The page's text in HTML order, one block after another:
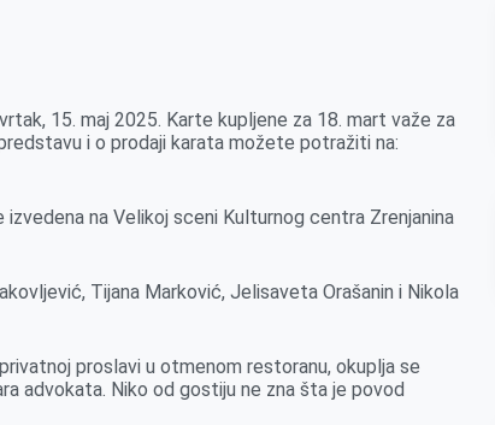
15. maj 2025. Karte kupljene za 18. mart važe za
i o prodaji karata možete potražiti na:
na Velikoj sceni Kulturnog centra Zrenjanina
Tijana Marković, Jelisaveta Orašanin i Nikola
proslavi u otmenom restoranu, okuplja se
advokata. Niko od gostiju ne zna šta je povod